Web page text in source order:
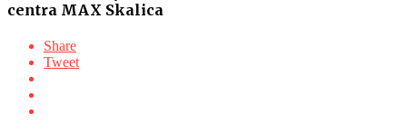
centra MAX Skalica
Share
Tweet